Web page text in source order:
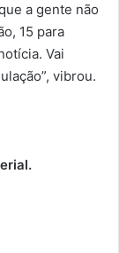
a gente não
15 para
Vai
vibrou.